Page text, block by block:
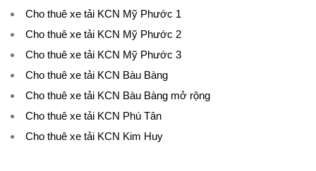
Cho thuê xe tải KCN Mỹ Phước 1
Cho thuê xe tải KCN Mỹ Phước 2
Cho thuê xe tải KCN Mỹ Phước 3
Cho thuê xe tải KCN Bàu Bàng
Cho thuê xe tải KCN Bàu Bàng mở rộng
Cho thuê xe tải KCN Phú Tân
Cho thuê xe tải KCN Kim Huy